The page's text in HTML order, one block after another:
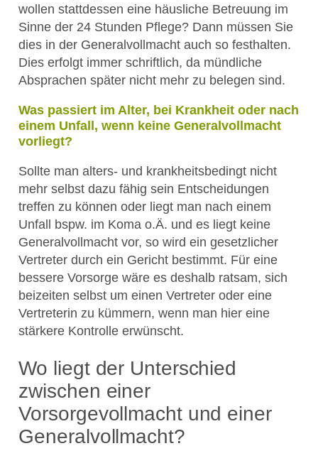
wollen stattdessen eine häusliche Betreuung im
Sinne der 24 Stunden Pflege? Dann müssen Sie
dies in der Generalvollmacht auch so festhalten.
Dies erfolgt immer schriftlich, da mündliche
Absprachen später nicht mehr zu belegen sind.
Was passiert im Alter, bei Krankheit oder nach
einem Unfall, wenn keine Generalvollmacht
vorliegt?
Sollte man alters- und krankheitsbedingt nicht
mehr selbst dazu fähig sein Entscheidungen
treffen zu können oder liegt man nach einem
Unfall bspw. im Koma o.Ä. und es liegt keine
Generalvollmacht vor, so wird ein gesetzlicher
Vertreter durch ein Gericht bestimmt. Für eine
bessere Vorsorge wäre es deshalb ratsam, sich
beizeiten selbst um einen Vertreter oder eine
Vertreterin zu kümmern, wenn man hier eine
stärkere Kontrolle erwünscht.
Wo liegt der Unterschied
zwischen einer
Vorsorgevollmacht und einer
Generalvollmacht?